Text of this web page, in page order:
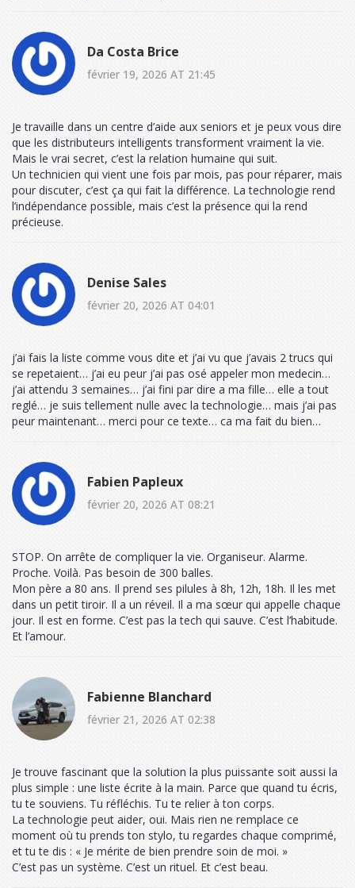
Da Costa Brice
février 19, 2026 AT 21:45
Je travaille dans un centre d’aide aux seniors et je peux vous dire
que les distributeurs intelligents transforment vraiment la vie.
Mais le vrai secret, c’est la relation humaine qui suit.
Un technicien qui vient une fois par mois, pas pour réparer, mais
pour discuter, c’est ça qui fait la différence. La technologie rend
l’indépendance possible, mais c’est la présence qui la rend
précieuse.
Denise Sales
février 20, 2026 AT 04:01
j’ai fais la liste comme vous dite et j’ai vu que j’avais 2 trucs qui
se repetaient… j’ai eu peur j’ai pas osé appeler mon medecin…
j’ai attendu 3 semaines… j’ai fini par dire a ma fille… elle a tout
reglé… je suis tellement nulle avec la technologie… mais j’ai pas
peur maintenant… merci pour ce texte… ca ma fait du bien…
Fabien Papleux
février 20, 2026 AT 08:21
STOP. On arrête de compliquer la vie. Organiseur. Alarme.
Proche. Voilà. Pas besoin de 300 balles.
Mon père a 80 ans. Il prend ses pilules à 8h, 12h, 18h. Il les met
dans un petit tiroir. Il a un réveil. Il a ma sœur qui appelle chaque
jour. Il est en forme. C’est pas la tech qui sauve. C’est l’habitude.
Et l’amour.
Fabienne Blanchard
février 21, 2026 AT 02:38
Je trouve fascinant que la solution la plus puissante soit aussi la
plus simple : une liste écrite à la main. Parce que quand tu écris,
tu te souviens. Tu réfléchis. Tu te relier à ton corps.
La technologie peut aider, oui. Mais rien ne remplace ce
moment où tu prends ton stylo, tu regardes chaque comprimé,
et tu te dis : « Je mérite de bien prendre soin de moi. »
C’est pas un système. C’est un rituel. Et c’est beau.